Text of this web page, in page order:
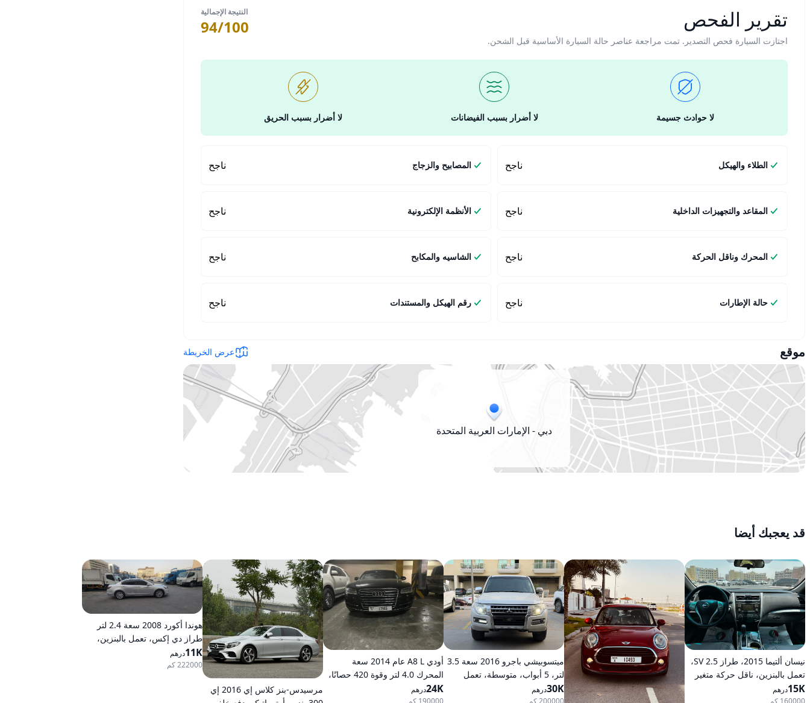
تقرير الفحص
اجتازت السيارة فحص التصدير. تمت مراجعة عناصر حالة السيارة الأساسية قبل الشحن.
النتيجة الإجمالية
94/100
لا حوادث جسيمة لا أضرار بسبب الفيضانات لا أضرار بسبب الحريق
الطلاء والهيكل ناجح المصابيح والزجاج ناجح
المقاعد والتجهيزات الداخلية ناجح الأنظمة الإلكترونية ناجح
المحرك وناقل الحركة ناجح الشاسيه والمكابح ناجح
حالة الإطارات ناجح رقم الهيكل والمستندات ناجح
موقع عرض الخريطة
دبي - الإمارات العربية المتحدة
قد يعجبك أيضا
نيسان ألتيما 2015، طراز 2.5 SV،
تعمل بالبنزين، ناقل حركة متغير
مستمر (CVT)، دفع أمامي
15Kدرهم
160000 كم
ميتسوبيشي باجرو 2016 سعة 3.5
لتر، 5 أبواب، متوسطة، تعمل
بالبنزين، أوتوماتيكية، دفع رباعي
30Kدرهم
200000 كم
أودي A8 L عام 2014 سعة
المحرك 4.0 لتر وقوة 420 حصانًا،
تعمل بالبنزين، ناقل حركة
24Kدرهم
190000 كم
مرسيدس-بنز كلاس إي 2016 إي
هوندا أكورد 2008 سعة 2.4 لتر
طراز دي إكس، تعمل بالبنزين،
ناقل حركة أوتوماتيكي، دفع أمامي
11Kدرهم
222000 كم